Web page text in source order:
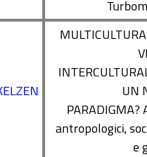
UN
antropologici,
e